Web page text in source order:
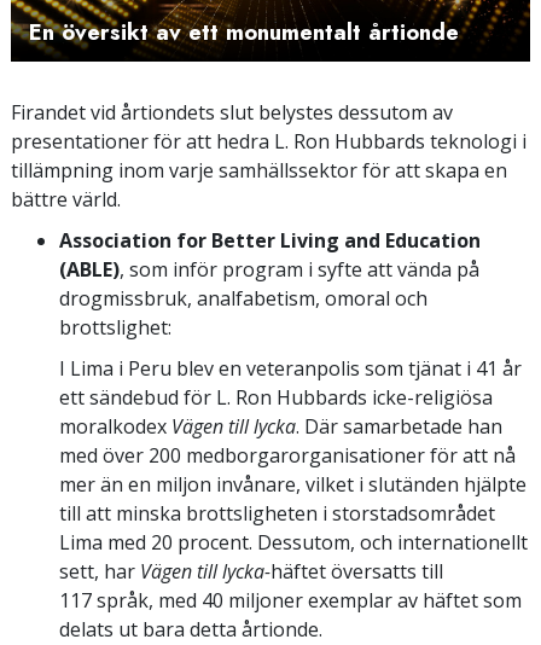
Video
En översikt av ett monumentalt årtionde
Firandet vid årtiondets slut belystes dessutom av
presentationer för att hedra L. Ron Hubbards teknologi i
tillämpning inom varje samhällssektor för att skapa en
bättre värld.
Association for Better Living and Education
(ABLE), som inför program i syfte att vända på
drogmissbruk, analfabetism, omoral och
brottslighet:
I Lima i Peru blev en veteranpolis som tjänat i 41 år
ett sändebud för L. Ron Hubbards icke-religiösa
moralkodex Vägen till lycka. Där samarbetade han
med över 200 medborgarorganisationer för att nå
mer än en miljon invånare, vilket i slutänden hjälpte
till att minska brottsligheten i storstadsområdet
Lima med 20 procent. Dessutom, och internationellt
sett, har Vägen till lycka-häftet översatts till
117 språk, med 40 miljoner exemplar av häftet som
delats ut bara detta årtionde.